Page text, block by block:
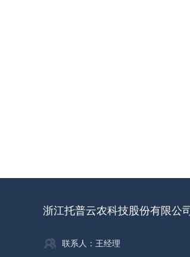
浙江托普云农科技股份有限公司
联系人：王经理